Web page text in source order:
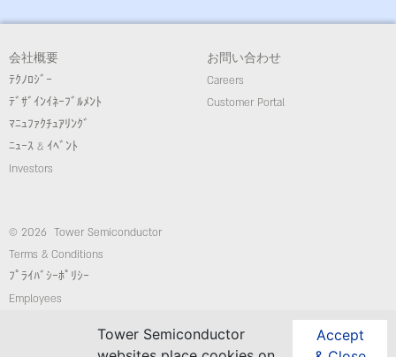
Accept
Tower Semiconductor
会社概要
ﾃｸﾉﾛｼﾞｰ
ﾃﾞｻﾞｲﾝｲﾈｰﾌﾞﾙﾒﾝﾄ
ﾏﾆｭﾌｧｸﾁｭｱﾘﾝｸﾞ
ﾆｭｰｽ & ｲﾍﾞﾝﾄ
Investors
お問い合わせ
Careers
Customer Portal
© 2026 Tower Semiconductor
Terms & Conditions
ﾌﾟﾗｲﾊﾞｼｰﾎﾟﾘｼｰ
Employees
website: Custom-Sites.com